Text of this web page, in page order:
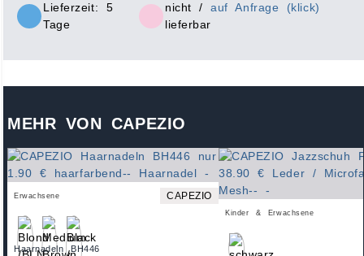
Lieferzeit: 5
Tage
nicht /auf Anfrage (klick)
lieferbar
MEHR VON CAPEZIO
Erwachsene CAPEZIO
Haarnadeln BH446
Kinder & Erwachsene